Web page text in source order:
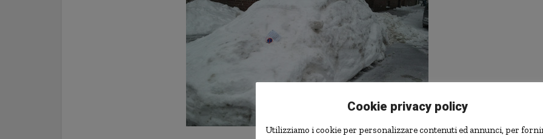
Cookie privacy policy
Utilizziamo i cookie per personalizzare contenuti ed annunci, per